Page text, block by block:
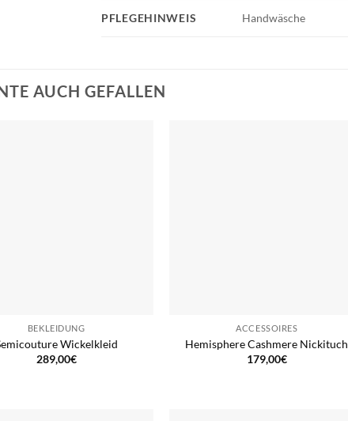
PFLEGEHINWEIS Handwäsche
AUCH GEFALLEN
BEKLEIDUNG
Wickelkleid
289,00€
ACCESSOIRES
Hemisphere Cashmere Nickituch
179,00€